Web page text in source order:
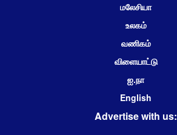
மலேசியா
உலகம்
வணிகம்
விளையாட்டு
ஐ.நா
English
Advertise with us: